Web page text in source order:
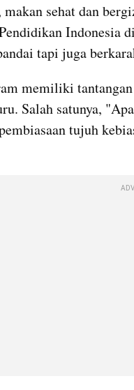
sehat dan
Indonesia
tapi juga
memiliki
Salah satunya,
tujuh